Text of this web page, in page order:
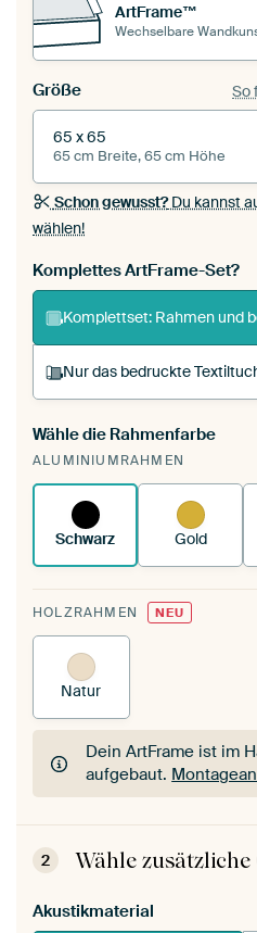
ArtFrame™
Wechselbare
Größe So
65 x 65
65 cm Breite, 65 cm Höhe
Schon gewusst?Du kannst
wählen!
Komplettes ArtFrame-Set?
Komplettset: Rahmen und
Nur das bedruckte
Du spannst einen
deinen vorhandenen
funktioniert es.
Wähle die Rahmenfarbe
ALUMINIUMRAHMEN
Schwarz Gold
HOLZRAHMEN NEU
Natur
Dein ArtFrame ist im
aufgebaut.
Dein ArtFrame ist im
aufgebaut.
2 Wähle zusätzliche
Akustikmaterial